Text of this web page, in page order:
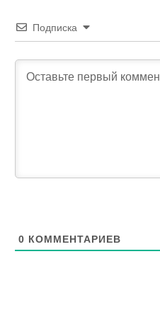
Подписка
0 КОММЕНТАРИЕВ